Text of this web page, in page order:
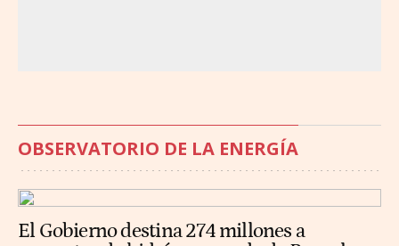
OBSERVATORIO DE LA ENERGÍA
El Gobierno destina 274 millones a